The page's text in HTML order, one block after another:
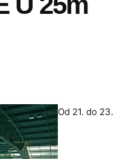
Od 21. do 23.